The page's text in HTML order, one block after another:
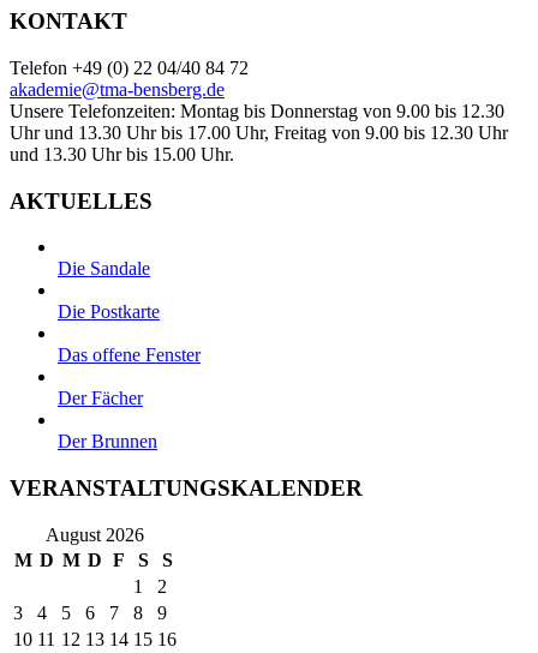
KONTAKT
Telefon +49 (0) 22 04/40 84 72
akademie@tma-bensberg.de
Unsere Telefonzeiten: Montag bis Donnerstag von 9.00 bis 12.30
Uhr und 13.30 Uhr bis 17.00 Uhr, Freitag von 9.00 bis 12.30 Uhr
und 13.30 Uhr bis 15.00 Uhr.
AKTUELLES
Die Sandale
Die Postkarte
Das offene Fenster
Der Fächer
Der Brunnen
VERANSTALTUNGSKALENDER
August 2026
M D M D F S S
1
2
3
4 5 6 7 8
9
10 11 12 13 14 15 16